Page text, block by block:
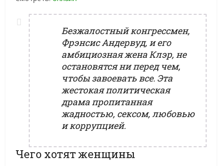
Безжалостный конгрессмен,
Фрэнсис Андервуд, и его
амбициозная жена Клэр, не
остановятся ни перед чем,
чтобы завоевать все. Эта
жестокая политическая
драма пропитанная
жадностью, сексом, любовью
и коррупцией.
Чего хотят женщины